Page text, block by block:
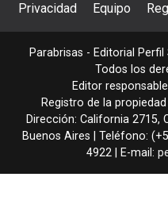
Privacidad Equipo
Parabrisas - Editorial Perfil
Todos los
Editor
Registro de la
Dirección: California 2715,
Buenos Aires | Teléfono:
4922 | E-mail: